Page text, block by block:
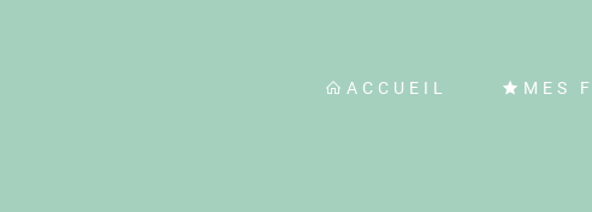
ACCUEIL MES